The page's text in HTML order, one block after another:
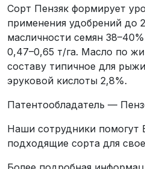
Сорт Пензяк формирует
применения удобрений до
масличности семян
0,47–0,65 т/га. Масло по
составу типичное для
эруковой кислоты 2,8%.
Патентообладатель —
Наши сотрудники помогут
подходящие сорта для